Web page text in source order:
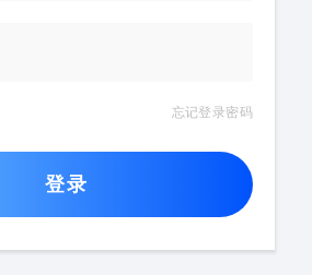
忘记登录密码
登录